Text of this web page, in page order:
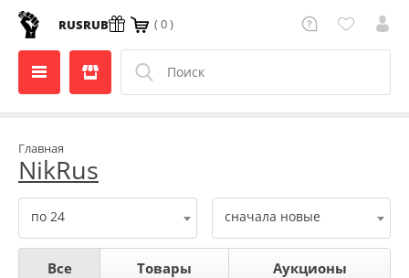
RUSRUB ( 0 )
Главная
NikRus
Все Товары Аукционы
по 24 сначала новые